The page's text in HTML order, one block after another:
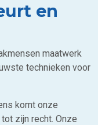
en
maatwerk
technieken voor
komt onze
zijn recht. Onze